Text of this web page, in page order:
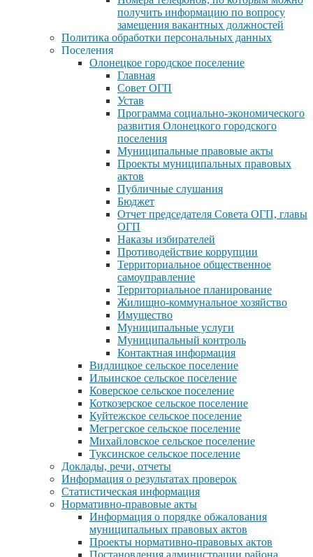
получить информацию по вопросу
замещения вакантных должностей
Политика обработки персональных данных
Поселения
Олонецкое городское поселение
Главная
Совет ОГП
Устав
Программа социально-экономического
развития Олонецкого городского
поселения
Муниципальные правовые акты
Проекты муниципальных правовых
актов
Публичные слушания
Бюджет
Отчет председателя Совета ОГП, главы
ОГП
Наказы избирателей
Противодействие коррупции
Территориальное общественное
самоуправление
Территориальное планирование
Жилищно-коммунальное хозяйство
Имущество
Муниципальные услуги
Муниципальный контроль
Контактная информация
Видлицкое сельское поселение
Ильинское сельское поселение
Коверское сельское поселение
Коткозерское сельское поселение
Куйтежское сельское поселение
Мегрегское сельское поселение
Михайловское сельское поселение
Туксинское сельское поселение
Доклады, речи, отчеты
Информация о результатах проверок
Статистическая информация
Нормативно-правовые акты
Информация о порядке обжалования
муниципальных правовых актов
Проекты нормативно-правовых актов
Постановления администрации района